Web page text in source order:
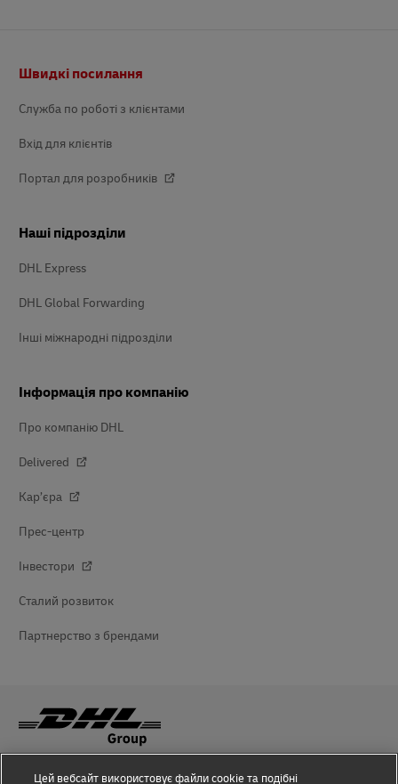
колонтитул
Швидкі посилання
Служба по роботі з клієнтами
Вхід для клієнтів
Портал для розробників
Наші підрозділи
DHL Express
DHL Global Forwarding
Інші міжнародні підрозділи
Інформація про компанію
Про компанію DHL
Delivered
Кар’єра
Прес-центр
Інвестори
Сталий розвиток
Партнерство з брендами
Інформування про шахрайство
Цей вебсайт використовує файли cookie та подібні